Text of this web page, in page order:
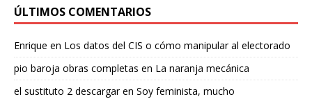
ÚLTIMOS COMENTARIOS
Enrique en Los datos del CIS o cómo manipular al electorado
pio baroja obras completas en La naranja mecánica
el sustituto 2 descargaren Soy feminista, mucho